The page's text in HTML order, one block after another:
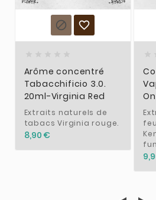
 
Arôme concentré
Tabacchificio 3.0.
20ml-Virginia Red
Extraits naturels de
tabacs Virginia rouge.
8,90 €